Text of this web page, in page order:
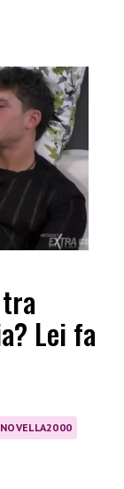
Lei fa
NOVELLA2000